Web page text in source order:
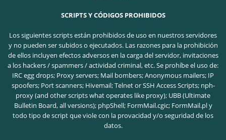
SCRIPTS Y CÓDIGOS PROHIBIDOS
Los siguientes scripts están prohibidos de uso en nuestros servidores
y no pueden ser subidos o ejecutados. Las razones para la prohibición
de ellos incluyen efectos adversos en la carga del servidor, invitaciones
a los hackers / spammers / actividad criminal, etc.Se prohíbe el uso de:
IRC egg drops; Proxy servers; Mail bombers; Anonymous mailers; IP
spoofers; Port scanners; Hivemail; Telnet or SSH Access Scripts; nph-
proxy (and other scripts what operates like proxy); UBB (Ultimate
Bulletin Board, all versions); phpShell; FormMail.cgic; FormMail.pl y
todo tipo de script que viole con la provacidad y/o seguridad de los
datos.